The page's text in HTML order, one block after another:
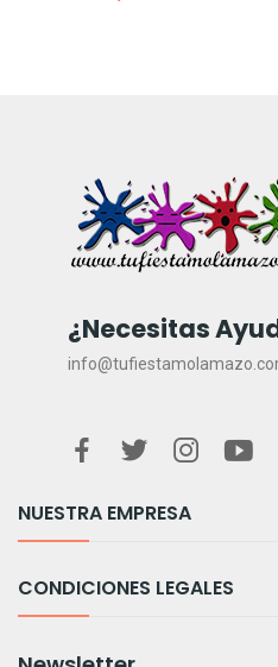
¿Necesitas
NUESTRA EMPRESA
CONDICIONES LEGALES